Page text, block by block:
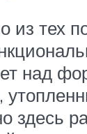
из тех
над
здесь